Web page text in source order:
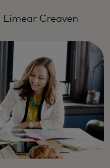
Eimear Creaven